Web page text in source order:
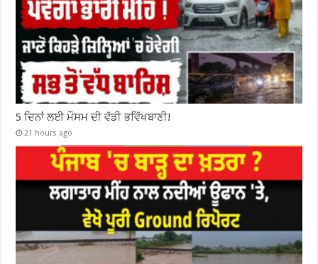
5 ਦਿਨਾਂ ਲਈ ਮੌਸਮ ਦੀ ਵੱਡੀ ਭਵਿੱਖਬਾਣੀ!
21 hours ago